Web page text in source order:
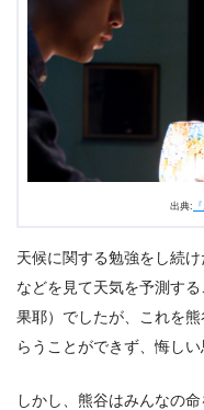
陽）に首ったけだっ
3.朝ドラ『おかえり
出典:
天候に関する勉強をし続
などを見て天気を予測す
果耶）でしたが、これを
らうことができず、悔しい
しかし、熊谷はみんなの